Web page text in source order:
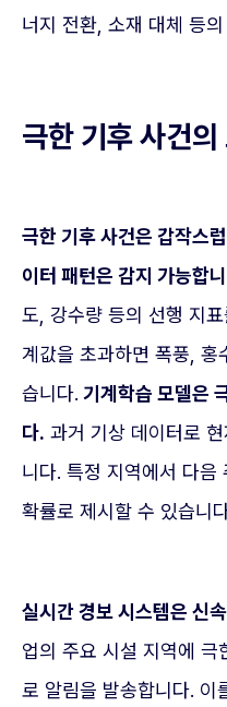
너지 전환, 소재 대체 등
극한 기후 사건
극한 기후 사건은 갑작스
이터 패턴은 감지 가능합
도, 강수량 등의 선행 지
계값을 초과하면 폭풍, 홍
습니다. 기계학습 모델은
다. 과거 기상 데이터로
니다. 특정 지역에서 다음
확률로 제시할 수 있습니
실시간 경보 시스템은 신
업의 주요 시설 지역에 극
로 알림을 발송합니다. 이